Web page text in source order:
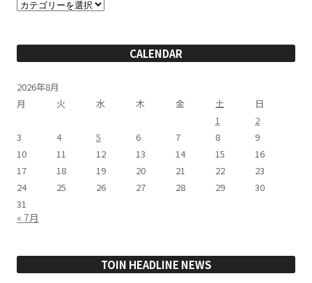
テ
ー
CALENDAR
2026年8月
月
火 水 木 金 土
日
1
2
3
4 5 6 7 8
9
10
11 12 13 14 15
16
17
18 19 20 21 22
23
24
25 26 27 28 29
30
31
« 7月
TOIN HEADLINE NEWS